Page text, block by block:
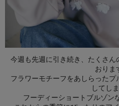
今週も先週に引き続き、たくさ
おりま
フラワーモチーフをあしらった
してし
フーディーショートブルゾン